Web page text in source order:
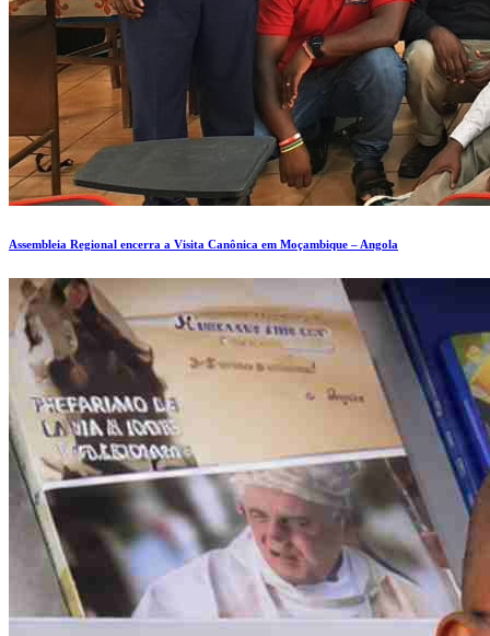
Assembleia Regional encerra a Visita Canônica em Moçambique – Angola